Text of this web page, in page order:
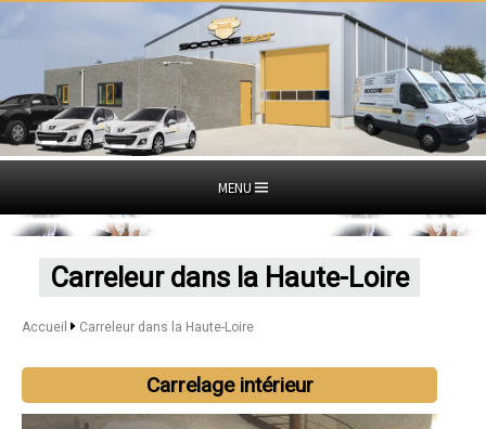
MENU
Carreleur dans la Haute-Loire
Accueil Carreleur dans la Haute-Loire
Carrelage intérieur